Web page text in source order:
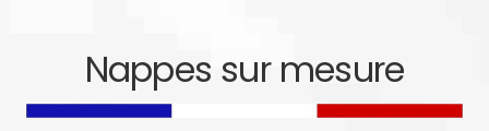
Nappes sur mesure